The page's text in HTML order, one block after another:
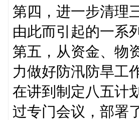
第四，进一步清理
由此而引起的一系
第五，从资金、物
力做好防汛防旱工
在讲到制定八五计
过专门会议，部署